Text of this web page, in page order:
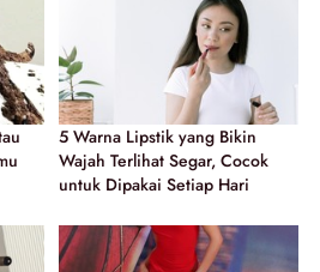
5 Warna Lipstik yang Bikin
Wajah Terlihat Segar, Cocok
untuk Dipakai Setiap Hari